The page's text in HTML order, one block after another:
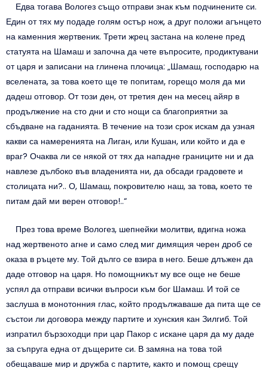
Едва тогава Вологез също отправи знак към подчинените си.
Един от тях му подаде голям остър нож, а друг положи агънцето
на каменния жертвеник. Трети жрец застана на колене пред
статуята на Шамаш и започна да чете въпросите, продиктувани
от царя и записани на глинена плочица: „Шамаш, господарю на
вселената, за това което ще те попитам, горещо моля да ми
дадеш отговор. От този ден, от третия ден на месец айяр в
продължение на сто дни и сто нощи са благоприятни за
сбъдване на гаданията. В течение на този срок искам да узная
какви са намеренията на Лиган, или Кушан, или който и да е
враг? Очаква ли се някой от тях да нападне границите ни и да
навлезе дълбоко във владенията ни, да обсади градовете и
столицата ни?.. О, Шамаш, покровителю наш, за това, което те
питам дай ми верен отговор!..“
През това време Вологез, шепнейки молитви, вдигна ножа
над жертвеното агне и само след миг димящия черен дроб се
оказа в ръцете му. Той дълго се взира в него. Беше длъжен да
даде отговор на царя. Но помощникът му все още не беше
успял да отправи всички въпроси към бог Шамаш. И той се
заслуша в монотонния глас, който продължаваше да пита ще се
състои ли договора между партите и хунския кан Зилгиб. Той
изпратил бързоходци при цар Пакор с искане царя да му даде
за съпруга една от дъщерите си. В замяна на това той
обещаваше мир и дружба с партите, както и помощ срещу